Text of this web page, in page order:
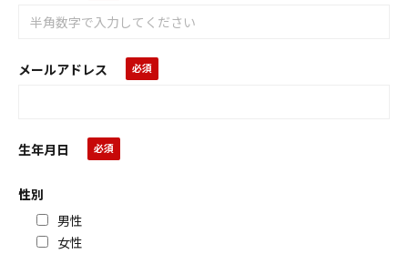
メールアドレス
生年月日
性別
男性
女性